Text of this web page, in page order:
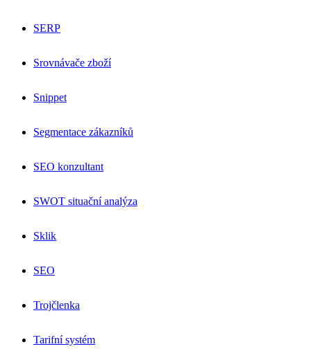
SERP
Srovnávače zboží
Snippet
Segmentace zákazníků
SEO konzultant
SWOT situační analýza
Sklik
SEO
Trojčlenka
Tarifní systém